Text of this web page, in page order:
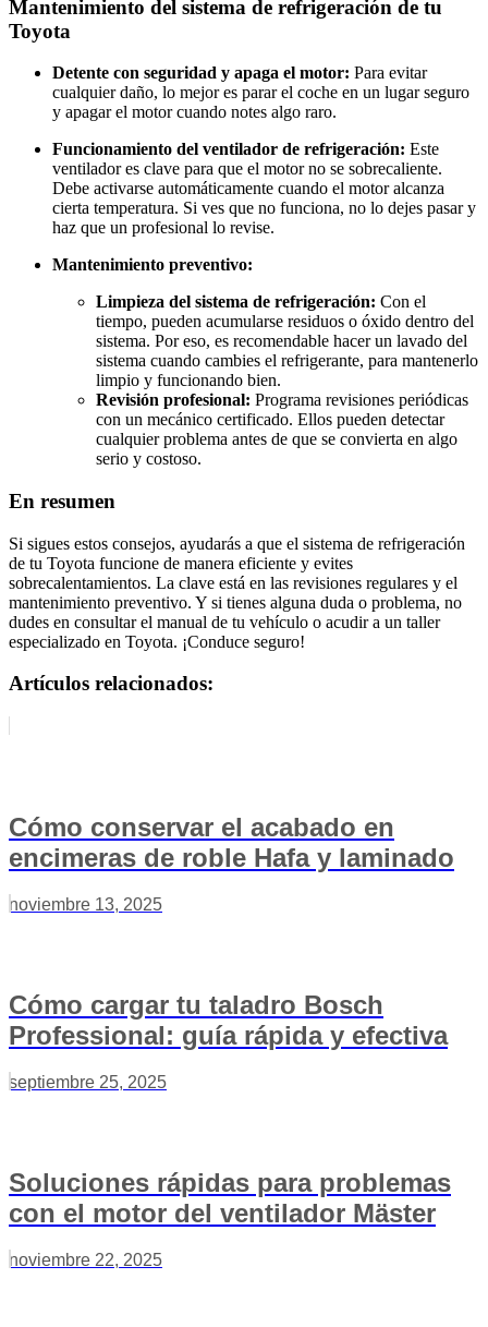
Mantenimiento del sistema de refrigeración de tu
Toyota
Detente con seguridad y apaga el motor: Para evitar
cualquier daño, lo mejor es parar el coche en un lugar seguro
y apagar el motor cuando notes algo raro.
Funcionamiento del ventilador de refrigeración: Este
ventilador es clave para que el motor no se sobrecaliente.
Debe activarse automáticamente cuando el motor alcanza
cierta temperatura. Si ves que no funciona, no lo dejes pasar y
haz que un profesional lo revise.
Mantenimiento preventivo:
Limpieza del sistema de refrigeración: Con el
tiempo, pueden acumularse residuos o óxido dentro del
sistema. Por eso, es recomendable hacer un lavado del
sistema cuando cambies el refrigerante, para mantenerlo
limpio y funcionando bien.
Revisión profesional: Programa revisiones periódicas
con un mecánico certificado. Ellos pueden detectar
cualquier problema antes de que se convierta en algo
serio y costoso.
En resumen
Si sigues estos consejos, ayudarás a que el sistema de refrigeración
de tu Toyota funcione de manera eficiente y evites
sobrecalentamientos. La clave está en las revisiones regulares y el
mantenimiento preventivo. Y si tienes alguna duda o problema, no
dudes en consultar el manual de tu vehículo o acudir a un taller
especializado en Toyota. ¡Conduce seguro!
Artículos relacionados:
Cómo conservar el acabado en
encimeras de roble Hafa y laminado
noviembre 13, 2025
Cómo cargar tu taladro Bosch
Professional: guía rápida y efectiva
septiembre 25, 2025
Soluciones rápidas para problemas
con el motor del ventilador Mäster
noviembre 22, 2025